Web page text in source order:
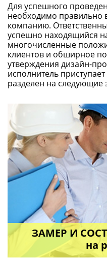
Для успешного
необходимо правильно
компанию.
успешно находящийся
многочисленные
клиентов и обширное
утверждения дизайн-
исполнитель
разделен на следующие
ЗАМЕР И
на